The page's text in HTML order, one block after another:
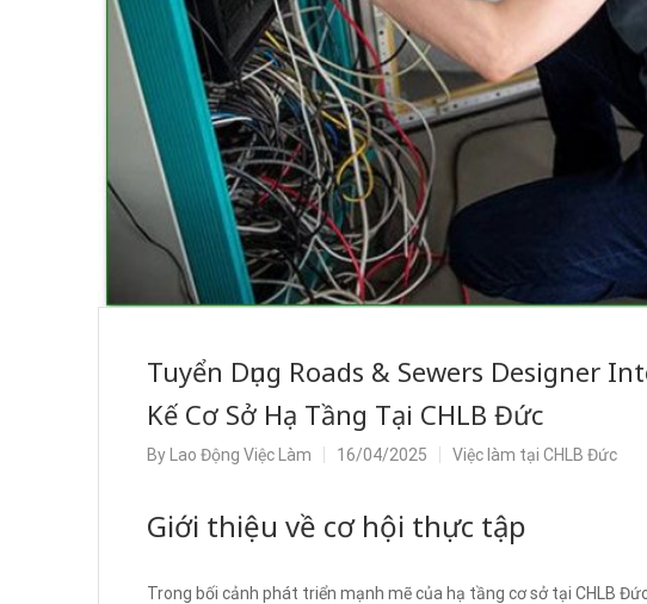
Tuyển Dụng Roads & Sewers Designer
Kế Cơ Sở Hạ Tầng Tại CHLB Đức
By Lao Động Việc Làm 16/04/2025 Việc làm tại CHLB Đức
Giới thiệu về cơ hội thực tập
Trong bối cảnh phát triển mạnh mẽ của hạ tầng cơ sở tại CHLB